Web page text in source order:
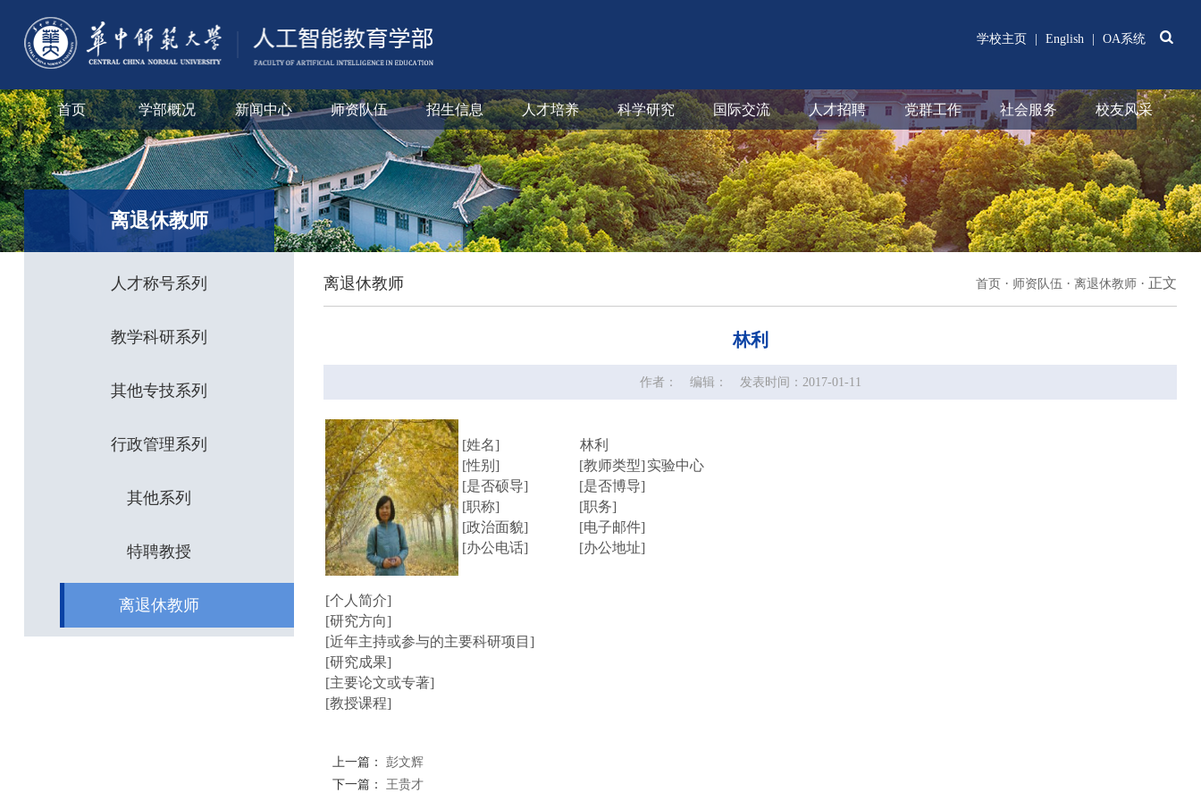
学校主页 English OA系统
首页 学部概况 新闻中心 师资队伍 招生信息 人才培养 科学研究 国际交流 人才招聘 党群工作 社会服务 校友风采
离退休教师
人才称号系列
教学科研系列
其他专技系列
行政管理系列
其他系列
特聘教授
离退休教师
离退休教师 首页 · 师资队伍 ·离退休教师 · 正文
林利
作者： 编辑： 发表时间：2017-01-11
[姓名]
林利
[性别]
[教师类型]实验中心
[是否硕导]
[是否博导]
[职称]
[职务]
[政治面貌]
[电子邮件]
[办公电话]
[办公地址]
[个人简介]
[研究方向]
[近年主持或参与的主要科研项目]
[研究成果]
[主要论文或专著]
[教授课程]
上一篇：彭文辉
下一篇： 王贵才